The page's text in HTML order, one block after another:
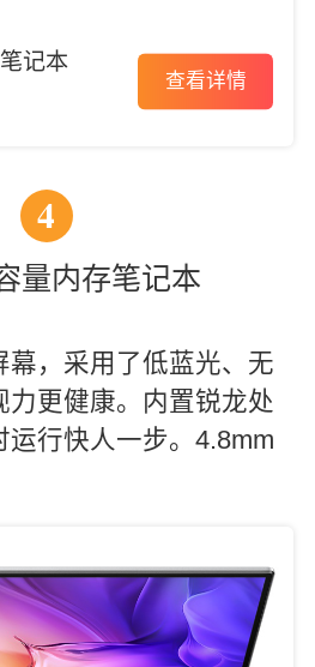
记本
查看详情
4
量内存笔记本
幕，采用了低蓝光、无
更健康。内置锐龙处
运行快人一步。4.8mm